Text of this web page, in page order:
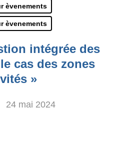
èvenements
èvenements
intégrée des
cas des zones
»
24 mai 2024